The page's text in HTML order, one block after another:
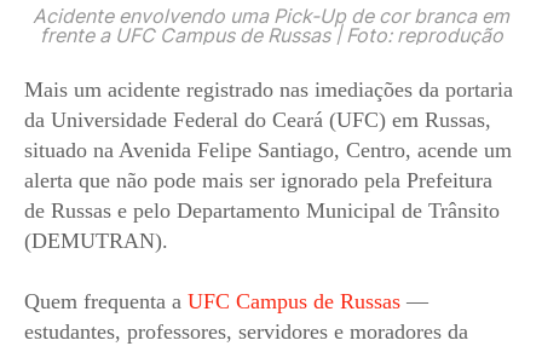
Acidente envolvendo uma Pick-Up de cor branca em
frente a UFC Campus de Russas | Foto: reprodução
Mais um acidente registrado nas imediações da portaria
da Universidade Federal do Ceará (UFC) em Russas,
situado na Avenida Felipe Santiago, Centro, acende um
alerta que não pode mais ser ignorado pela Prefeitura
de Russas e pelo Departamento Municipal de Trânsito
(DEMUTRAN).
Quem frequenta a UFC Campus de Russas —
estudantes, professores, servidores e moradores da